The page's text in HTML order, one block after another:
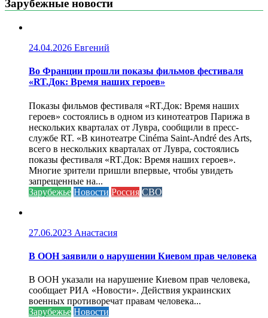
Зарубежные новости
24.04.2026 Евгений
Во Франции прошли показы фильмов фестиваля
«RT.Док: Время наших героев»
Показы фильмов фестиваля «RT.Док: Время наших
героев» состоялись в одном из кинотеатров Парижа в
нескольких кварталах от Лувра, сообщили в пресс-
службе RT. «В кинотеатре Cinéma Saint-André des Arts,
всего в нескольких кварталах от Лувра, состоялись
показы фестиваля «RT.Док: Время наших героев».
Многие зрители пришли впервые, чтобы увидеть
запрещенные на...
Зарубежье Новости Россия СВО
27.06.2023 Анастасия
В ООН заявили о нарушении Киевом прав человека
В ООН указали на нарушение Киевом прав человека,
сообщает РИА «Новости». Действия украинских
военных противоречат правам человека...
Зарубежье Новости